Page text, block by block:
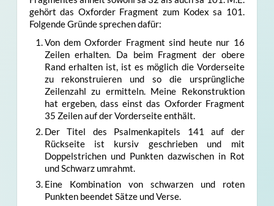
gehört das Oxforder Fragment zum Kodex sa 101.
Folgende Gründe sprechen dafür:
Von dem Oxforder Fragment sind heute nur 16
Zeilen erhalten. Da beim Fragment der obere
Rand erhalten ist, ist es möglich die Vorderseite
zu rekonstruieren und so die ursprüngliche
Zeilenzahl zu ermitteln. Meine Rekonstruktion
hat ergeben, dass einst das Oxforder Fragment
35 Zeilen auf der Vorderseite enthält.
Der Titel des Psalmenkapitels 141 auf der
Rückseite ist kursiv geschrieben und mit
Doppelstrichen und Punkten dazwischen in Rot
und Schwarz umrahmt.
Eine Kombination von schwarzen und roten
Punkten beendet Sätze und Verse.